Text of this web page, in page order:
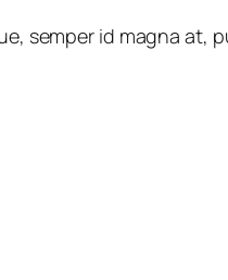
semper id magna